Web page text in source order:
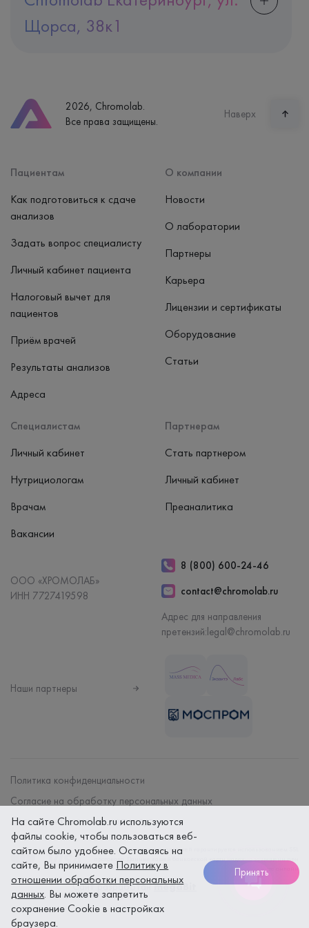
Щорса, 38к1
Часы работы
пн-вс: 7:30-15:00
2026, Chromolab.
Все права защищены.
Наверх
Пациентам
Как подготовиться к сдаче
анализов
Задать вопрос специалисту
Личный кабинет пациента
Налоговый вычет для
пациентов
Приём врачей
Результаты анализов
Адреса
Специалистам
Личный кабинет
Нутрициологам
Врачам
Вакансии
Партнерам
Стать партнером
Личный кабинет
Преаналитика
О компании
Новости
О лаборатории
Партнеры
Карьера
Лицензии и сертификаты
Оборудование
Статьи
ООО «ХРОМОЛАБ»
ИНН 7727419598
8 (800) 600-24-46
contact@chromolab.ru
Адрес для направления
претензий:legal@chromolab.ru
Наши партнеры
Политика конфиденциальности
Согласие на обработку персональных данных
Договор на оказание мед. услуг
Безопасность платежей гарантируется использованием SSL
оплате онлайн
Сайт разработанmegaBit
На сайте Chromolab.ru используются
файлы cookie, чтобы пользоваться веб-
сайтом было удобнее. Оставаясь на
сайте, Вы принимаете Политику в
отношении обработки персональных
данных. Вы можете запретить
сохранение Cookie в настройках
браузера.
Принять